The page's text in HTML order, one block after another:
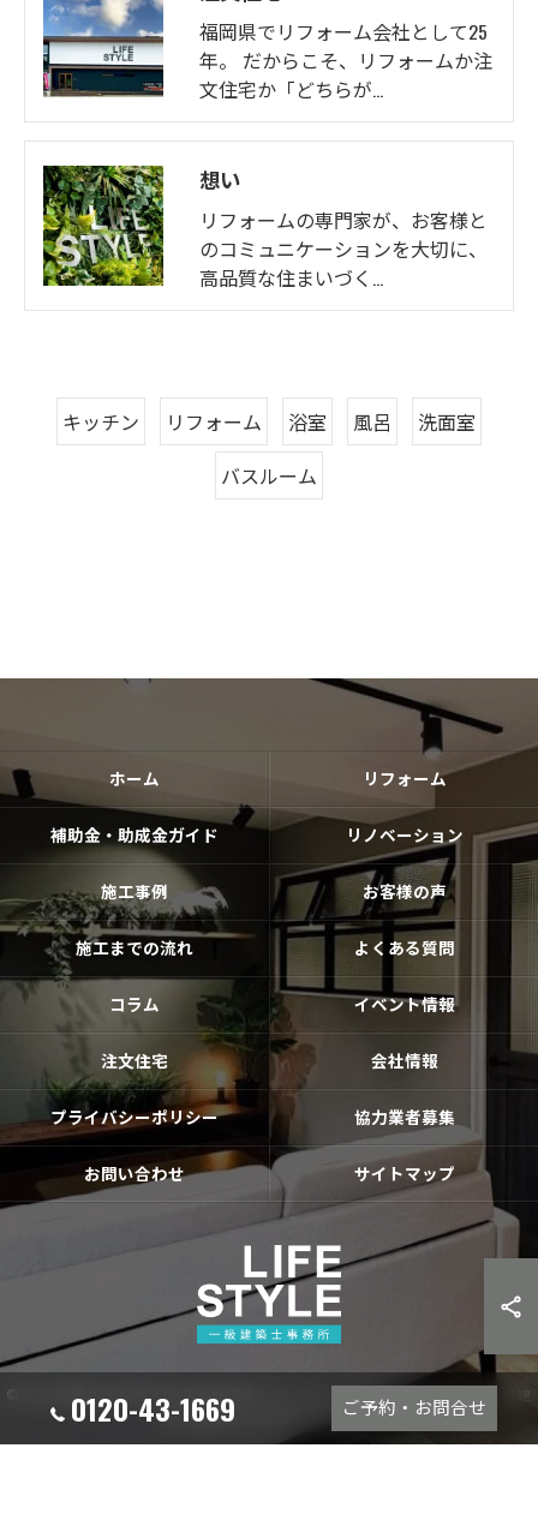
福岡県でリフォーム会社として25
年。 だからこそ、リフォームか注
文住宅か「どちらが…
想い
リフォームの専門家が、お客様と
のコミュニケーションを大切に、
高品質な住まいづく…
キッチン リフォーム 浴室 風呂
洗面室
バスルーム
0120-43-1669 ご予約・お問合せ
ホーム リフォーム
補助金・助成金ガイド リノベーション
施工事例 お客様の声
施工までの流れ よくある質問
コラム イベント情報
注文住宅 会社情報
プライバシーポリシー 協力業者募集
お問い合わせ サイトマップ
© 2026 福岡古賀市|福津市|宗像市|新宮❘のリフォームならライフスタイル 一級建
築士事務所 ALL RIGHTS RESERVED.